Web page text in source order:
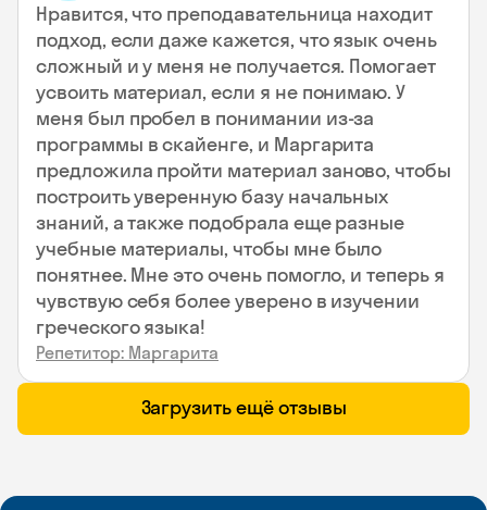
Нравится, что преподавательница находит
подход, если даже кажется, что язык очень
сложный и у меня не получается. Помогает
усвоить материал, если я не понимаю. У
меня был пробел в понимании из-за
программы в скайенге, и Маргарита
предложила пройти материал заново, чтобы
построить уверенную базу начальных
знаний, а также подобрала еще разные
учебные материалы, чтобы мне было
понятнее. Мне это очень помогло, и теперь я
чувствую себя более уверено в изучении
греческого языка!
Репетитор: Маргарита
Загрузить ещё отзывы